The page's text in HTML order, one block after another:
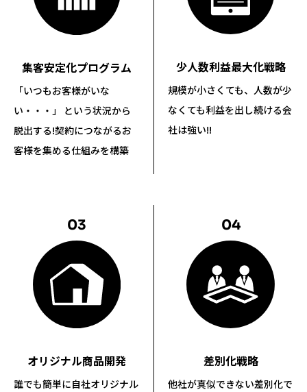
集客安定化プログラム
「いつもお客様がいな
い・・・」 という状況から
脱出する!契約につながるお
客様を集める仕組みを構築
少人数利益最大化戦略
規模が小さくても、人数が少
なくても利益を出し続ける会
社は強い!!
03
オリジナル商品開発
誰でも簡単に自社オリジナル
04
差別化戦略
他社が真似できない差別化で